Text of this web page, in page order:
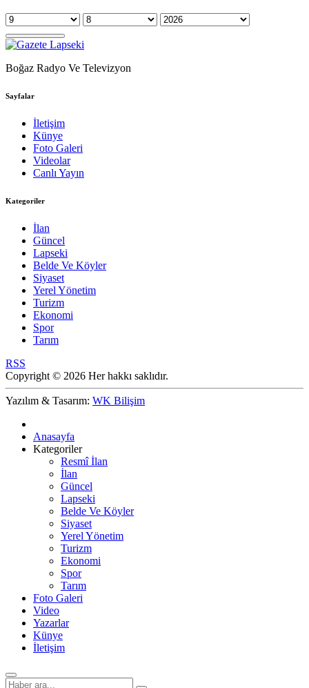
Boğaz Radyo Ve Televizyon
Sayfalar
İletişim
Künye
Foto Galeri
Videolar
Canlı Yayın
Kategoriler
İlan
Güncel
Lapseki
Belde Ve Köyler
Siyaset
Yerel Yönetim
Turizm
Ekonomi
Spor
Tarım
RSS
Copyright © 2026 Her hakkı saklıdır.
Yazılım & Tasarım: WK Bilişim
Anasayfa
Kategoriler
Resmî İlan
İlan
Güncel
Lapseki
Belde Ve Köyler
Siyaset
Yerel Yönetim
Turizm
Ekonomi
Spor
Tarım
Foto Galeri
Video
Yazarlar
Künye
İletişim